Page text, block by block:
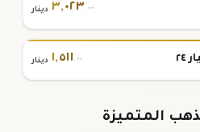
٣,٠٢٣.٠٠ دينار
١,٥١١.٠٠ دينار
المتميزة